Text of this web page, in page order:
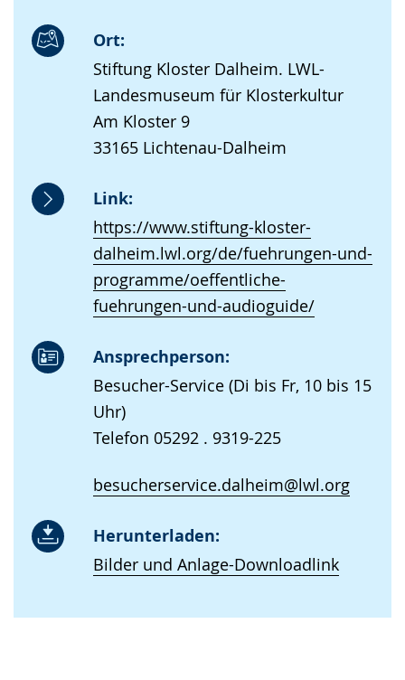
Ort:
Stiftung Kloster Dalheim. LWL-
Landesmuseum für Klosterkultur
Am Kloster 9
33165 Lichtenau-Dalheim
Link:
https://www.stiftung-kloster-
dalheim.lwl.org/de/fuehrungen-und-
programme/oeffentliche-
fuehrungen-und-audioguide/
Ansprechperson:
Besucher-Service (Di bis Fr, 10 bis 15
Uhr)
Telefon 05292 . 9319-225
besucherservice.dalheim@lwl.org
Herunterladen:
Bilder und Anlage-Downloadlink